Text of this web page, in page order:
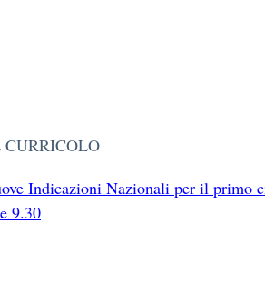
Indicazioni Nazionali per il primo
9.30